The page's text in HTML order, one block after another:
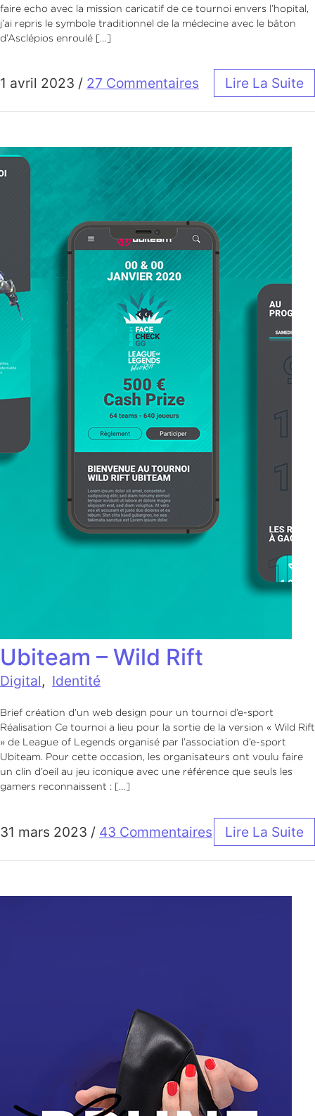
faire echo avec la mission caricatif de ce tournoi envers l’hopital,
j’ai repris le symbole traditionnel de la médecine avec le bâton
d’Asclépios enroulé […]
1 avril 2023 / 27 Commentaires Lire La Suite
Ubiteam – Wild Rift
Digital, Identité
Brief création d’un web design pour un tournoi d’e-sport
Réalisation Ce tournoi a lieu pour la sortie de la version « Wild Rift
» de League of Legends organisé par l’association d’e-sport
Ubiteam. Pour cette occasion, les organisateurs ont voulu faire
un clin d’oeil au jeu iconique avec une référence que seuls les
gamers reconnaissent : […]
31 mars 2023 / 43 Commentaires Lire La Suite